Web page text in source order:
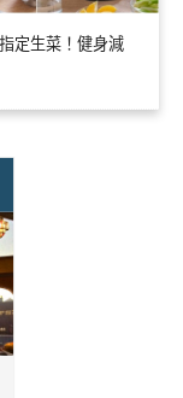
定生菜！健身減